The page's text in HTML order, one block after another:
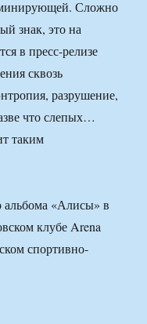
Сложно
знак, это на
в пресс-релизе
сквозь
разрушение,
что слепых…
таким
альбома «Алисы» в
клубе Arena
спортивно-